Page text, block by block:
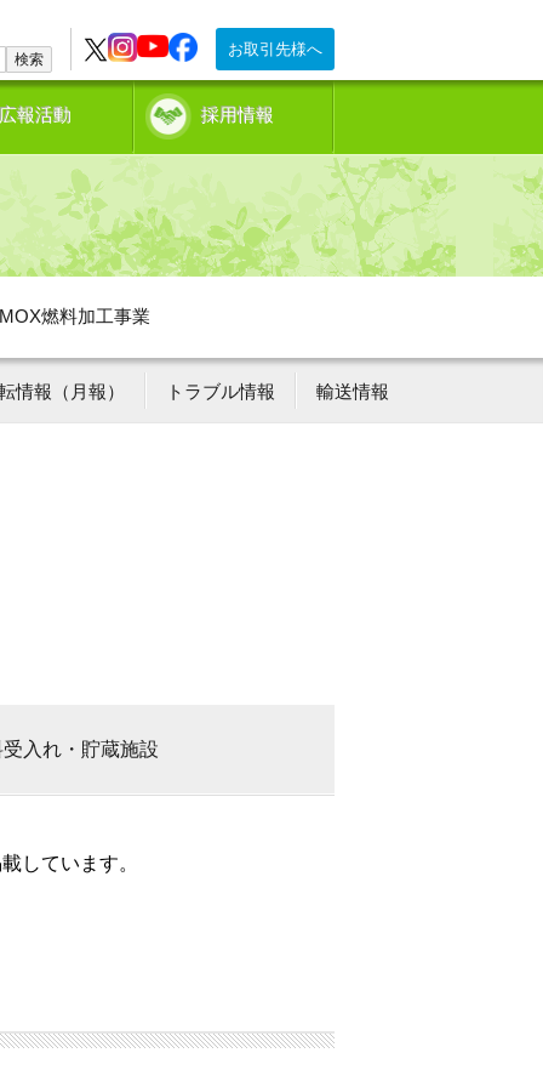
お取引先様へ
検索
報活動 採用情報
燃料加工事業
情報（月報） トラブル情報 輸送情報
受入れ・貯蔵施設
しています。